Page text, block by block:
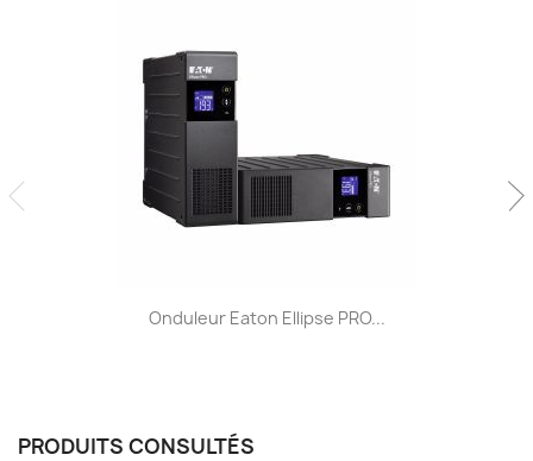
Onduleur Eaton Ellipse PRO...
PRODUITS CONSULTÉS